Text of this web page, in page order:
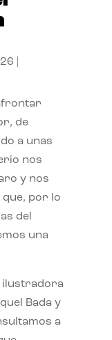
de
a unas
nos
y nos
por lo
del
una
ilustradora
Bada y
a